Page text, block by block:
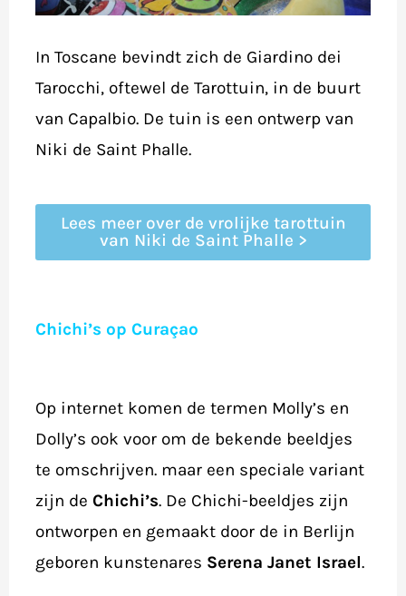
In Toscane bevindt zich de Giardino dei
Tarocchi, oftewel de Tarottuin, in de buurt
van Capalbio. De tuin is een ontwerp van
Niki de Saint Phalle.
Lees meer over de vrolijke tarottuin
van Niki de Saint Phalle >
Chichi’s op Curaçao
Op internet komen de termen Molly’s en
Dolly’s ook voor om de bekende beeldjes
te omschrijven. maar een speciale variant
zijn de Chichi’s. De Chichi-beeldjes zijn
ontworpen en gemaakt door de in Berlijn
geboren kunstenares Serena Janet Israel.